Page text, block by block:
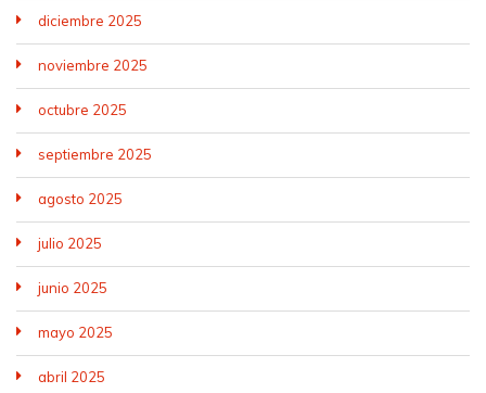
diciembre 2025
noviembre 2025
octubre 2025
septiembre 2025
agosto 2025
julio 2025
junio 2025
mayo 2025
abril 2025